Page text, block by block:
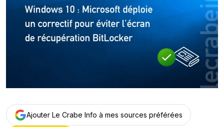
Ajouter Le Crabe Info à mes sources préférées